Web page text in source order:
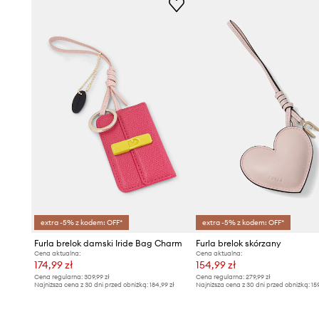
extra -5% z kodem: OFF*
Furla brelok damski Iride Bag Charm
Cena aktualna:
174,99 zł
Cena regularna: 309,99 zł
Najniższa cena z 30 dni przed obniżką: 184,99 zł
extra -5% z kodem: OFF*
Furla brelok skórzany
Cena aktualna:
154,99 zł
Cena regularna:279,99 zł
Najniższa cena z 30 dni przed obniżką: